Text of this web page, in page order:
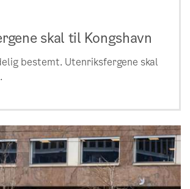
skal til Kongshavn
bestemt. Utenriksfergene skal